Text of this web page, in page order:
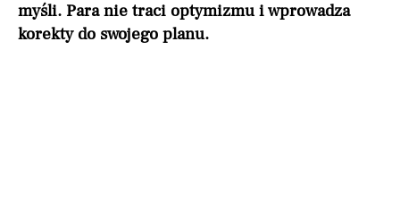
myśli. Para nie traci optymizmu i wprowadza
korekty do swojego planu.